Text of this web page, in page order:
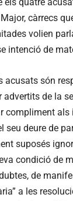
càrrecs
volien
intenció de
acusats són
de la
compliment
seu deure de
suposés
condició de
de
a les